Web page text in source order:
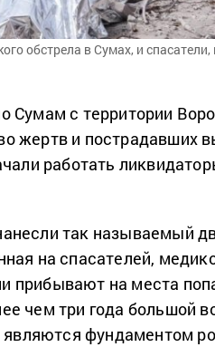
обстрела в Сумах, и
Сумам с территории
жертв и пострадавших
работать
так называемый
на спасателей,
прибывают на места
чем три года большой
являются фундаментом